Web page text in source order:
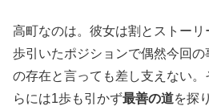
高町なのは。彼女は割とストー
歩引いたポジションで偶然今回
の存在と言っても差し支えない
らには1歩も引かず最善の道を探